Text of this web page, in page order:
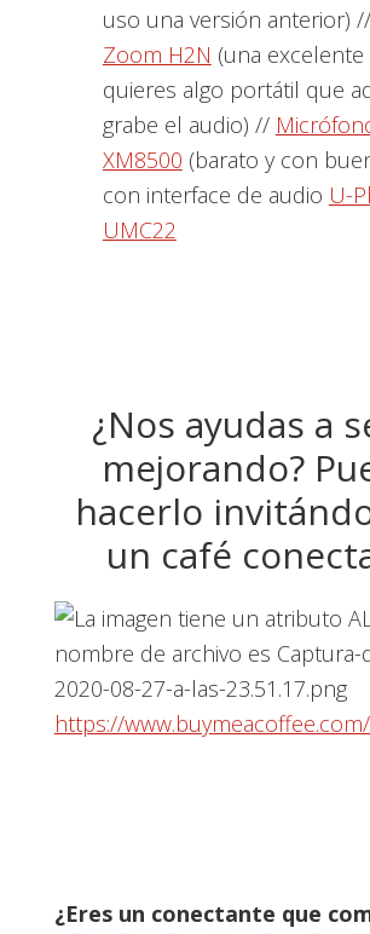
uso una versión anterior) //
Zoom H2N (una
quieres algo portátil que
grabe el audio) //
XM8500 (barato y con
con interface de audio U-
UMC22
¿Nos ayudas a
mejorando?
hacerlo
un café
https://
¿Eres un conectante que